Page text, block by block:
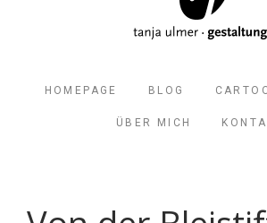
HOMEPAGE BLOG
ÜBER MICH